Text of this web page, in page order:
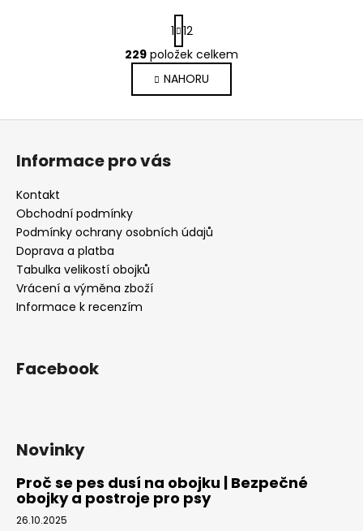
O
v
l
á
r
v
S
t
r
á
n
k
1 12
229 položek celkem
NAHORU
Z
Informace pro vás
Kontakt
Obchodní podmínky
Podmínky ochrany osobních údajů
Doprava a platba
Tabulka velikostí obojků
Vrácení a výměna zboží
Informace k recenzím
Facebook
Novinky
Proč se pes dusí na obojku | Bezpečné
obojky a postroje pro psy
26.10.2025